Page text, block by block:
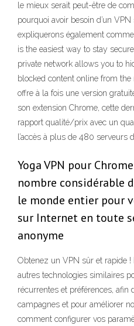
le mieux serait peut-être de
pourquoi avoir besoin d’un
expliquerons également
is the easiest way to stay
private network allows you to
blocked content online from
offre à la fois une version
son extension Chrome, cette
rapport qualité/prix avec un
l’accès à plus de 480 serveurs
Yoga VPN pour
nombre considérable
le monde entier pour
sur Internet en toute
anonyme
Obtenez un VPN sûr et rapide
autres technologies similaires
récurrentes et préférences, afin
campagnes et pour améliorer
comment configurer vos